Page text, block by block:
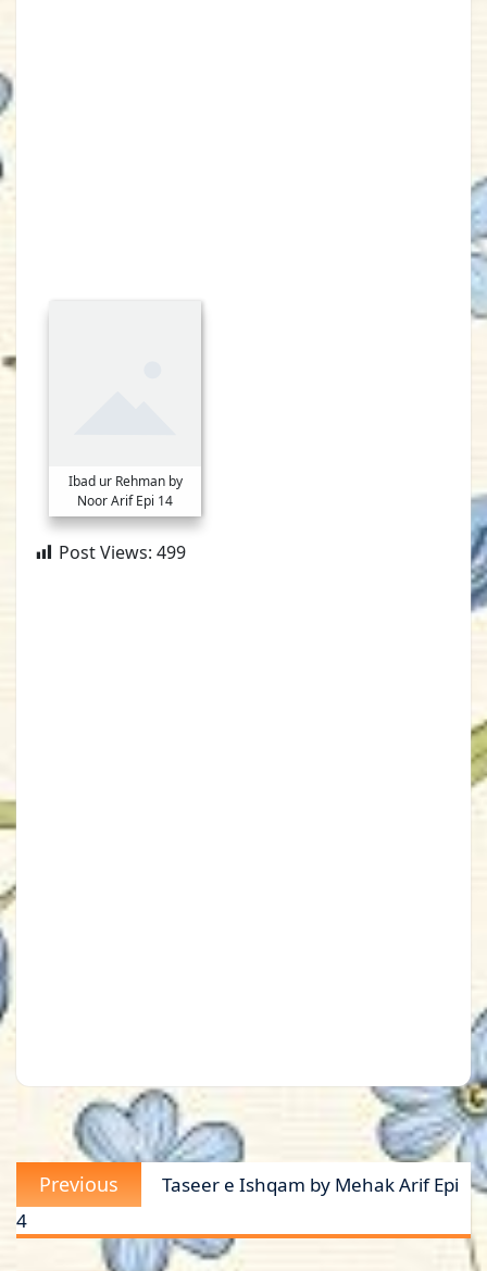
Ibad ur Rehman by
Noor Arif Epi 14
Post Views: 499
Post
navigation
Previous
Previous
post:
Taseer e Ishqam by Mehak Arif Epi
4